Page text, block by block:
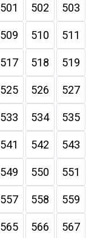
501 502 503
509 510 511
517 518 519
525 526 527
533 534 535
541 542 543
549 550 551
557 558 559
565 566 567